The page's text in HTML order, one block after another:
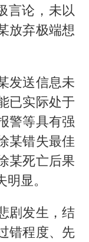
言论，未以
放弃极端想
发送信息未
已实际处于
警等具有强
某错失最佳
某死亡后果
显。
剧发生，结
错程度、先